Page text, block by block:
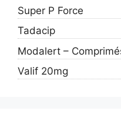
Super P Force
Tadacip
Modalert –
Valif 20mg